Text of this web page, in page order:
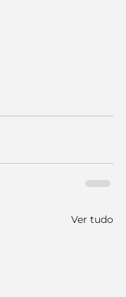
Ver tudo